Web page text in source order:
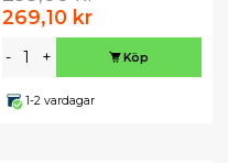
269,10 kr
- + Köp
1-2 vardagar